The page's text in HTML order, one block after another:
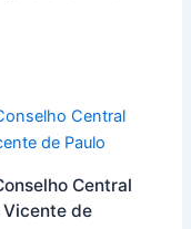
Central
Vicente de